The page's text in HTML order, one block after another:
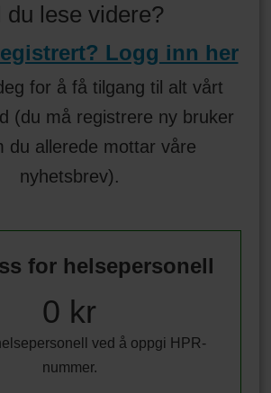
du lese videre?
Logg inn her
for å få tilgang til alt vårt
(du må registrere ny bruker
du allerede mottar våre
nyhetsbrev).
for helsepersonell
0 kr
ved å oppgi HPR-
nummer.